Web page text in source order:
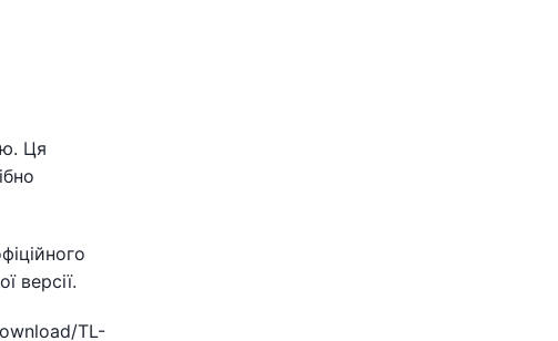
Ця
версії.
TL-